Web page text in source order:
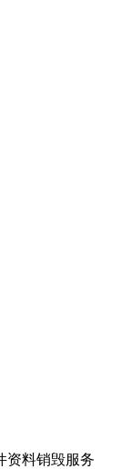
资料销毁服务